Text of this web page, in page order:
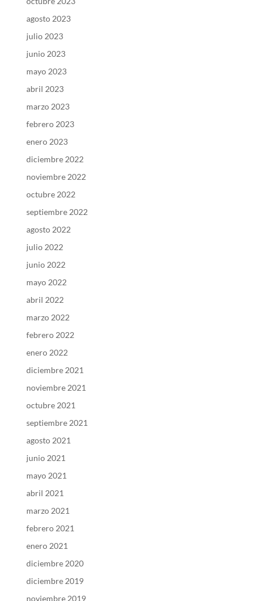
agosto 2023
julio 2023
junio 2023
mayo 2023
abril 2023
marzo 2023
febrero 2023
enero 2023
diciembre 2022
noviembre 2022
octubre 2022
septiembre 2022
agosto 2022
julio 2022
junio 2022
mayo 2022
abril 2022
marzo 2022
febrero 2022
enero 2022
diciembre 2021
noviembre 2021
octubre 2021
septiembre 2021
agosto 2021
junio 2021
mayo 2021
abril 2021
marzo 2021
febrero 2021
enero 2021
diciembre 2020
diciembre 2019
noviembre 2019